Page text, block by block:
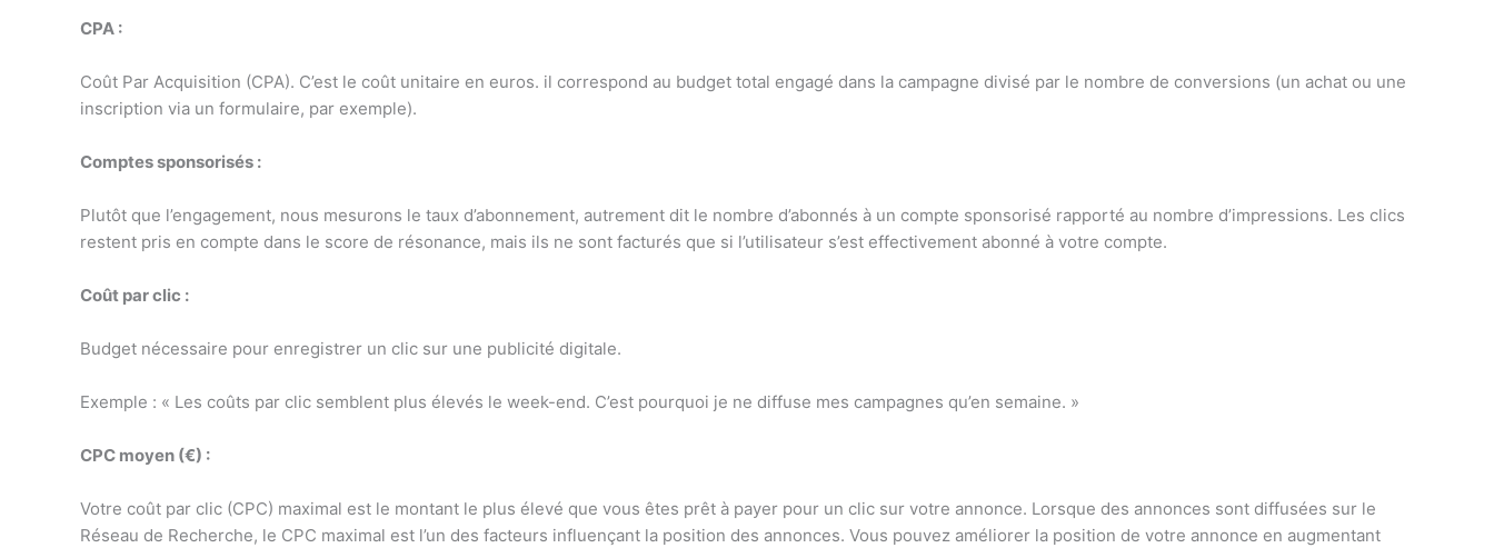
CPA :
Coût Par Acquisition (CPA). C’est le coût unitaire en euros. il correspond au budget total engagé dans la campagne divisé par le nombre de conversions (un achat ou une
inscription via un formulaire, par exemple).
Comptes sponsorisés :
Plutôt que l’engagement, nous mesurons le taux d’abonnement, autrement dit le nombre d’abonnés à un compte sponsorisé rapporté au nombre d’impressions. Les clics
restent pris en compte dans le score de résonance, mais ils ne sont facturés que si l’utilisateur s’est effectivement abonné à votre compte.
Coût par clic :
Budget nécessaire pour enregistrer un clic sur une publicité digitale.
Exemple : « Les coûts par clic semblent plus élevés le week-end. C’est pourquoi je ne diffuse mes campagnes qu’en semaine. »
CPC moyen (€) :
Votre coût par clic (CPC) maximal est le montant le plus élevé que vous êtes prêt à payer pour un clic sur votre annonce. Lorsque des annonces sont diffusées sur le
Réseau de Recherche, le CPC maximal est l’un des facteurs influençant la position des annonces. Vous pouvez améliorer la position de votre annonce en augmentant